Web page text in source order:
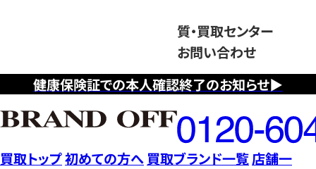
健康保険証での本人確認終了のお知らせ▶
質・買取センター
お問い合わせ
フ
リ
ー
ダ
買取トップ初めての方へ 買取ブランド一覧店舗一